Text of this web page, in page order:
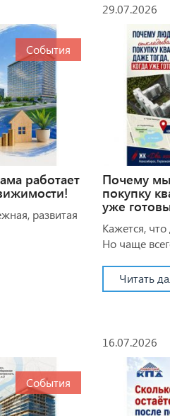
События
работает
развитая
29.07.2026
Почему
покупку
уже
Кажется, что
Но чаще
Читать
События
16.07.2026